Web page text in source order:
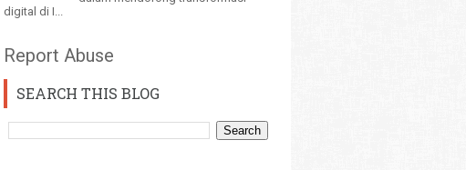
digital di I...
Report Abuse
SEARCH THIS BLOG